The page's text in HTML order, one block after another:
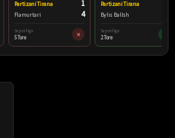
Partizani Tirana 1
Flamurtari 4
Superliga
5 Tore ×
Partizani Tirana
Bylis Ballsh
Superliga
2 Tore